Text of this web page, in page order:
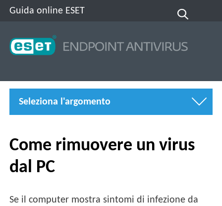
Guida online ESET
Seleziona l'argomento
Come rimuovere un virus
dal PC
Se il computer mostra sintomi di infezione da